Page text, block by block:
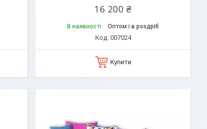
16 200 ₴
В наявності Оптом і в роздріб
007024
Купити